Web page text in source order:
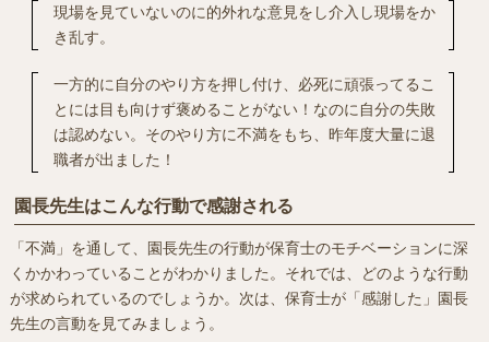
現場を見ていないのに的外れな意見をし介入し現場をか
き乱す。
一方的に自分のやり方を押し付け、必死に頑張ってるこ
とには目も向けず褒めることがない！なのに自分の失敗
は認めない。そのやり方に不満をもち、昨年度大量に退
職者が出ました！
園長先生はこんな行動で感謝される
「不満」を通して、園長先生の行動が保育士のモチベーションに深
くかかわっていることがわかりました。それでは、どのような行動
が求められているのでしょうか。次は、保育士が「感謝した」園長
先生の言動を見てみましょう。